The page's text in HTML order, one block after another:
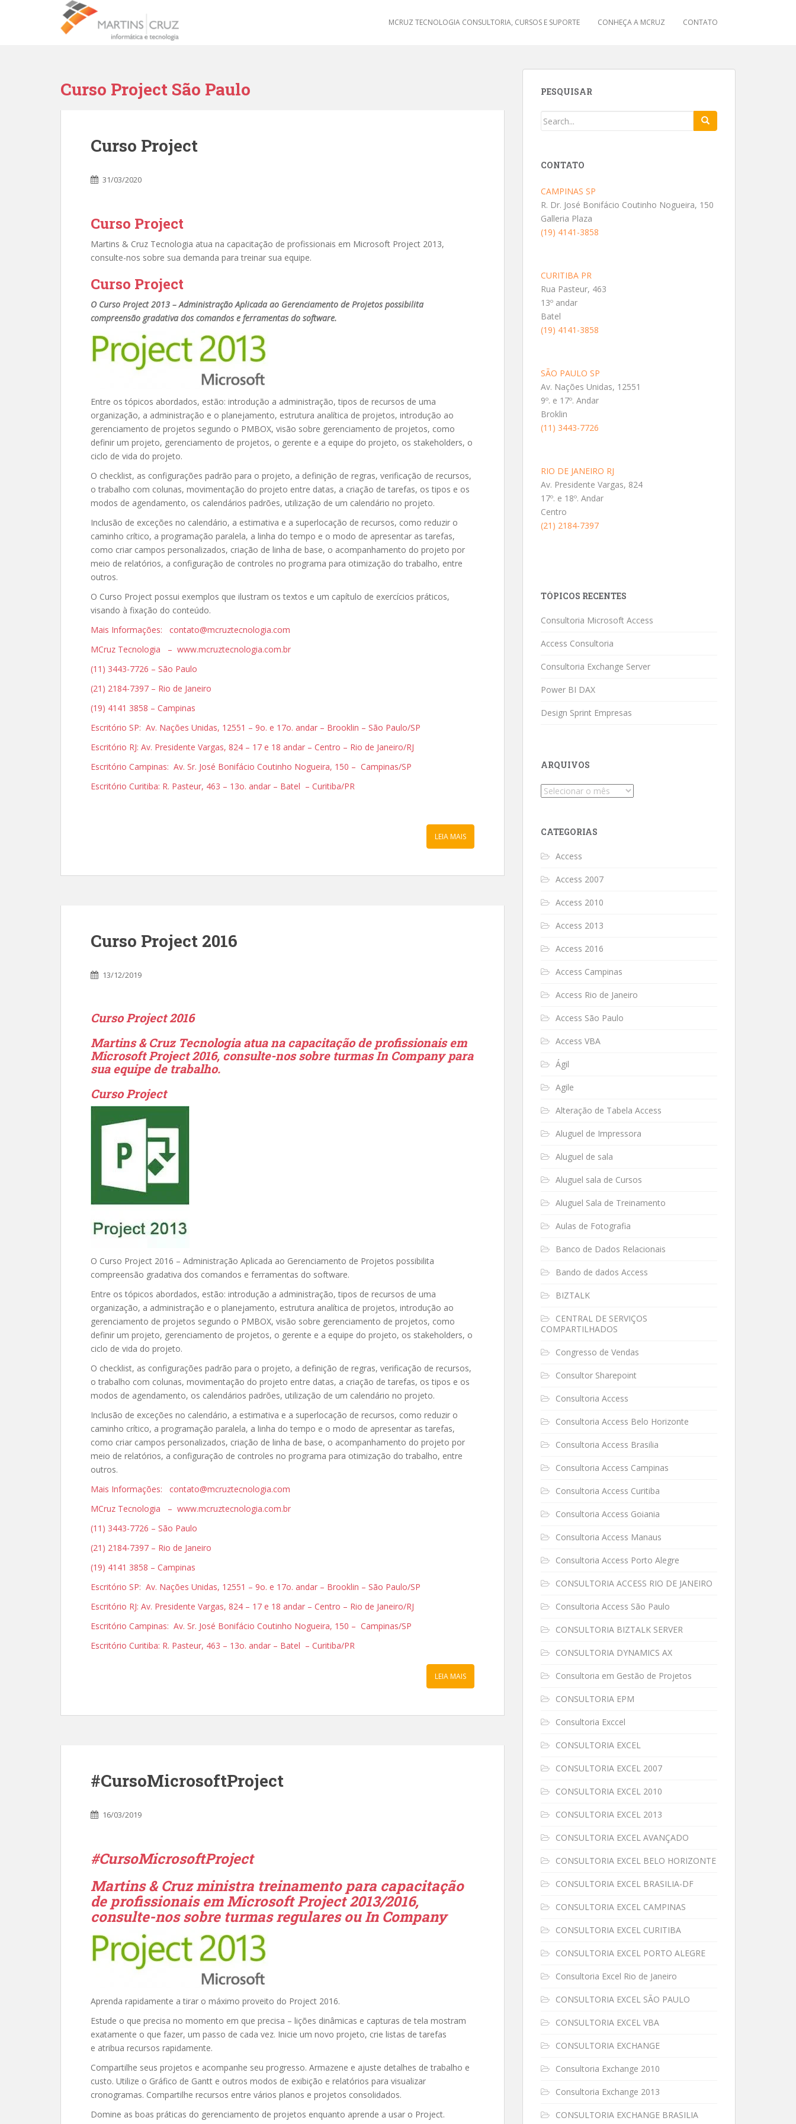
MCRUZ TECNOLOGIA CONSULTORIA, CURSOS E SUPORTE CONHEÇA A MCRUZ CONTATO
Curso Project São Paulo
Curso Project
31/03/2020
Curso Project
Martins & Cruz Tecnologia atua na capacitação de profissionais em Microsoft Project 2013,
consulte-nos sobre sua demanda para treinar sua equipe.
Curso Project
O Curso Project 2013 – Administração Aplicada ao Gerenciamento de Projetos possibilita
compreensão gradativa dos comandos e ferramentas do software.
Entre os tópicos abordados, estão: introdução a administração, tipos de recursos de uma
organização, a administração e o planejamento, estrutura analítica de projetos, introdução ao
gerenciamento de projetos segundo o PMBOX, visão sobre gerenciamento de projetos, como
definir um projeto, gerenciamento de projetos, o gerente e a equipe do projeto, os stakeholders, o
ciclo de vida do projeto.
O checklist, as configurações padrão para o projeto, a definição de regras, verificação de recursos,
o trabalho com colunas, movimentação do projeto entre datas, a criação de tarefas, os tipos e os
modos de agendamento, os calendários padrões, utilização de um calendário no projeto.
Inclusão de exceções no calendário, a estimativa e a superlocação de recursos, como reduzir o
caminho crítico, a programação paralela, a linha do tempo e o modo de apresentar as tarefas,
como criar campos personalizados, criação de linha de base, o acompanhamento do projeto por
meio de relatórios, a configuração de controles no programa para otimização do trabalho, entre
outros.
O Curso Project possui exemplos que ilustram os textos e um capítulo de exercícios práticos,
visando à fixação do conteúdo.
Mais Informações: contato@mcruztecnologia.com
MCruz Tecnologia – www.mcruztecnologia.com.br
(11) 3443-7726 – São Paulo
(21) 2184-7397 – Rio de Janeiro
(19) 4141 3858 – Campinas
Escritório SP: Av. Nações Unidas, 12551 – 9o. e 17o. andar – Brooklin – São Paulo/SP
Escritório RJ: Av. Presidente Vargas, 824 – 17 e 18 andar – Centro – Rio de Janeiro/RJ
Escritório Campinas: Av. Sr. José Bonifácio Coutinho Nogueira, 150 – Campinas/SP
Escritório Curitiba: R. Pasteur, 463 – 13o. andar – Batel – Curitiba/PR
LEIA MAIS
Curso Project 2016
13/12/2019
Curso Project 2016
Martins & Cruz Tecnologia atua na capacitação de profissionais em
Microsoft Project 2016, consulte-nos sobre turmas In Company para
sua equipe de trabalho.
Curso Project
O Curso Project 2016 – Administração Aplicada ao Gerenciamento de Projetos possibilita
compreensão gradativa dos comandos e ferramentas do software.
Entre os tópicos abordados, estão: introdução a administração, tipos de recursos de uma
organização, a administração e o planejamento, estrutura analítica de projetos, introdução ao
gerenciamento de projetos segundo o PMBOX, visão sobre gerenciamento de projetos, como
definir um projeto, gerenciamento de projetos, o gerente e a equipe do projeto, os stakeholders, o
ciclo de vida do projeto.
O checklist, as configurações padrão para o projeto, a definição de regras, verificação de recursos,
o trabalho com colunas, movimentação do projeto entre datas, a criação de tarefas, os tipos e os
modos de agendamento, os calendários padrões, utilização de um calendário no projeto.
Inclusão de exceções no calendário, a estimativa e a superlocação de recursos, como reduzir o
caminho crítico, a programação paralela, a linha do tempo e o modo de apresentar as tarefas,
como criar campos personalizados, criação de linha de base, o acompanhamento do projeto por
meio de relatórios, a configuração de controles no programa para otimização do trabalho, entre
outros.
Mais Informações: contato@mcruztecnologia.com
MCruz Tecnologia – www.mcruztecnologia.com.br
(11) 3443-7726 – São Paulo
(21) 2184-7397 – Rio de Janeiro
(19) 4141 3858 – Campinas
Escritório SP: Av. Nações Unidas, 12551 – 9o. e 17o. andar – Brooklin – São Paulo/SP
Escritório RJ: Av. Presidente Vargas, 824 – 17 e 18 andar – Centro – Rio de Janeiro/RJ
Escritório Campinas: Av. Sr. José Bonifácio Coutinho Nogueira, 150 – Campinas/SP
Escritório Curitiba: R. Pasteur, 463 – 13o. andar – Batel – Curitiba/PR
LEIA MAIS
#CursoMicrosoftProject
16/03/2019
#CursoMicrosoftProject
Martins & Cruz ministra treinamento para capacitação
de profissionais em Microsoft Project 2013/2016,
consulte-nos sobre turmas regulares ou In Company
Aprenda rapidamente a tirar o máximo proveito do Project 2016.
Estude o que precisa no momento em que precisa – lições dinâmicas e capturas de tela mostram
exatamente o que fazer, um passo de cada vez. Inicie um novo projeto, crie listas de tarefas
e atribua recursos rapidamente.
Compartilhe seus projetos e acompanhe seu progresso. Armazene e ajuste detalhes de trabalho e
custo. Utilize o Gráfico de Gantt e outros modos de exibição e relatórios para visualizar
cronogramas. Compartilhe recursos entre vários planos e projetos consolidados.
Domine as boas práticas do gerenciamento de projetos enquanto aprende a usar o Project.
PESQUISAR
CONTATO
CAMPINAS SP
R. Dr. José Bonifácio Coutinho Nogueira, 150
Galleria Plaza
(19) 4141-3858
CURITIBA PR
Rua Pasteur, 463
13º andar
Batel
(19) 4141-3858
SÃO PAULO SP
Av. Nações Unidas, 12551
9º. e 17º. Andar
Broklin
(11) 3443-7726
RIO DE JANEIRO RJ
Av. Presidente Vargas, 824
17º. e 18º. Andar
Centro
(21) 2184-7397
TÓPICOS RECENTES
Consultoria Microsoft Access
Access Consultoria
Consultoria Exchange Server
Power BI DAX
Design Sprint Empresas
ARQUIVOS
Arquivos
CATEGORIAS
Access
Access 2007
Access 2010
Access 2013
Access 2016
Access Campinas
Access Rio de Janeiro
Access São Paulo
Access VBA
Ágil
Agile
Alteração de Tabela Access
Aluguel de Impressora
Aluguel de sala
Aluguel sala de Cursos
Aluguel Sala de Treinamento
Aulas de Fotografia
Banco de Dados Relacionais
Bando de dados Access
BIZTALK
CENTRAL DE SERVIÇOS
COMPARTILHADOS
Congresso de Vendas
Consultor Sharepoint
Consultoria Access
Consultoria Access Belo Horizonte
Consultoria Access Brasilia
Consultoria Access Campinas
Consultoria Access Curitiba
Consultoria Access Goiania
Consultoria Access Manaus
Consultoria Access Porto Alegre
CONSULTORIA ACCESS RIO DE JANEIRO
Consultoria Access São Paulo
CONSULTORIA BIZTALK SERVER
CONSULTORIA DYNAMICS AX
Consultoria em Gestão de Projetos
CONSULTORIA EPM
Consultoria Exccel
CONSULTORIA EXCEL
CONSULTORIA EXCEL 2007
CONSULTORIA EXCEL 2010
CONSULTORIA EXCEL 2013
CONSULTORIA EXCEL AVANÇADO
CONSULTORIA EXCEL BELO HORIZONTE
CONSULTORIA EXCEL BRASILIA-DF
CONSULTORIA EXCEL CAMPINAS
CONSULTORIA EXCEL CURITIBA
CONSULTORIA EXCEL PORTO ALEGRE
Consultoria Excel Rio de Janeiro
CONSULTORIA EXCEL SÃO PAULO
CONSULTORIA EXCEL VBA
CONSULTORIA EXCHANGE
Consultoria Exchange 2010
Consultoria Exchange 2013
CONSULTORIA EXCHANGE BRASILIA